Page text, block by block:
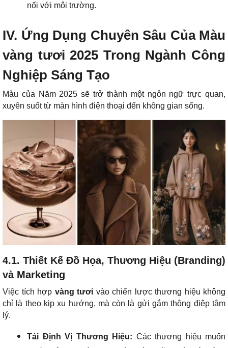
nối với môi trường.
IV. Ứng Dụng Chuyên Sâu Của Màu
vàng tươi 2025 Trong Ngành Công
Nghiệp Sáng Tạo
Màu của Năm 2025 sẽ trở thành một ngôn ngữ trực quan,
xuyên suốt từ màn hình điện thoại đến không gian sống.
4.1. Thiết Kế Đồ Họa, Thương Hiệu (Branding)
và Marketing
Việc tích hợp vàng tươi vào chiến lược thương hiệu không
chỉ là theo kịp xu hướng, mà còn là gửi gắm thông điệp tâm
lý.
Tái Định Vị Thương Hiệu: Các thương hiệu muốn